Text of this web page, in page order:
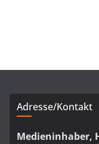
Adresse/Kontakt
Medieninhaber,